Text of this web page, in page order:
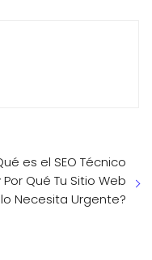
es el SEO Técnico
Por Qué Tu Sitio Web
lo Necesita Urgente?